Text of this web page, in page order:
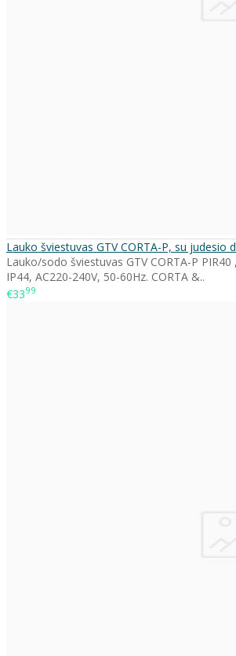
Lauko šviestuvas GTV CORTA-P, su judesio
Lauko/sodo šviestuvas GTV CORTA-P PIR40
IP44, AC220-240V, 50-60Hz. CORTA &..
€3399